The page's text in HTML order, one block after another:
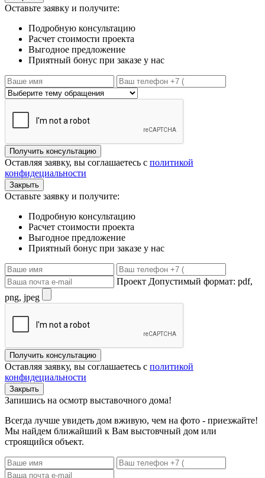
Оставьте заявку и получите:
Подробную консультацию
Расчет стоимости проекта
Выгодное предложение
Приятный бонус при заказе у нас
Получить консультацию
Оставляя заявку, вы соглашаетесь с политикой
конфидециальности
Закрыть
Оставьте заявку и получите:
Подробную консультацию
Расчет стоимости проекта
Выгодное предложение
Приятный бонус при заказе у нас
Проект Допустимый формат: pdf,
png, jpeg
Получить консультацию
Оставляя заявку, вы соглашаетесь с политикой
конфидециальности
Закрыть
Запишись на осмотр выставочного дома!
Всегда лучше увидеть дом вживую, чем на фото - приезжайте!
Мы найдем ближайший к Вам выстовчный дом или
строящийся объект.